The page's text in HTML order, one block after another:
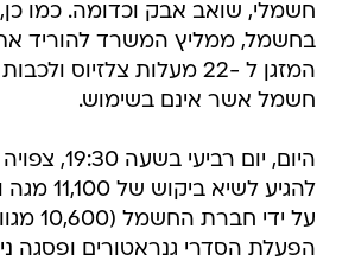
חשמלי, שואב אבק וכדומה. כמו
בחשמל, ממליץ המשרד להוריד
המזגן ל -22 מעלות צלזיוס
חשמל אשר אינם בשימוש.
היום, יום
להגיע
על ידי